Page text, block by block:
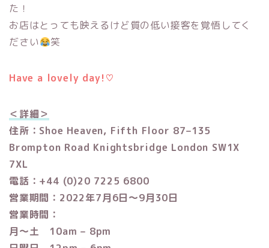
た！
お店はとっても映えるけど質の低い接客を覚悟してく
ださい
笑
Have a lovely day!♡
＜詳細＞
住所：Shoe Heaven, Fifth Floor 87–135
Brompton Road Knightsbridge London SW1X
7XL
電話：+44 (0)20 7225 6800
営業期間：2022年7月6日〜9月30日
営業時間：
月〜土 10am – 8pm